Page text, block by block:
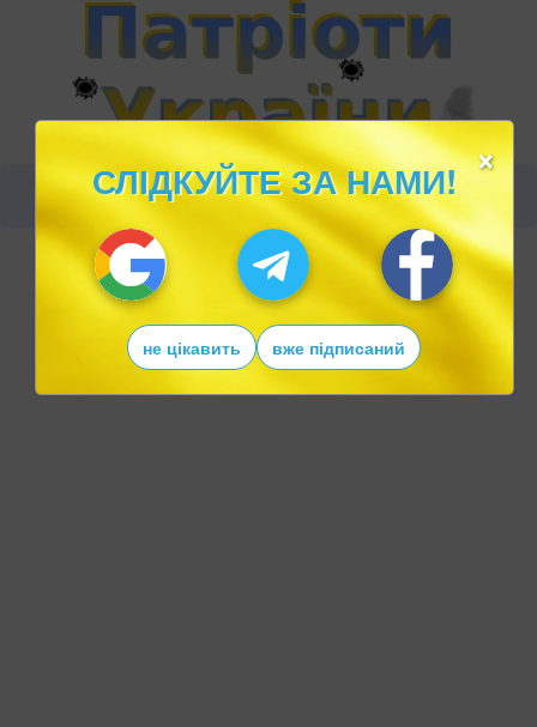
×
СЛІДКУЙТЕ ЗА НАМИ!
не цікавить вже підписаний